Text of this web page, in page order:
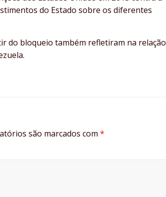
do Estado sobre os diferentes
do bloqueio também refletiram na relação
são marcados com *